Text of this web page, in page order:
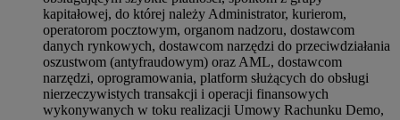
kapitałowej, do której należy Administrator, kurierom,
operatorom pocztowym, organom nadzoru, dostawcom
danych rynkowych, dostawcom narzędzi do przeciwdziałania
oszustwom (antyfraudowym) oraz AML, dostawcom
narzędzi, oprogramowania, platform służących do obsługi
nierzeczywistych transakcji i operacji finansowych
wykonywanych w toku realizacji Umowy Rachunku Demo,